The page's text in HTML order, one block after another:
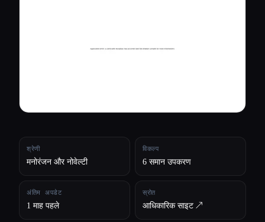
श्रेणी
मनोरंजन और नोवेल्टी
विकल्प
6 समान उपकरण
अंतिम अपडेट
1 माह पहले
स्रोत
आधिकारिक साइट ↗︎